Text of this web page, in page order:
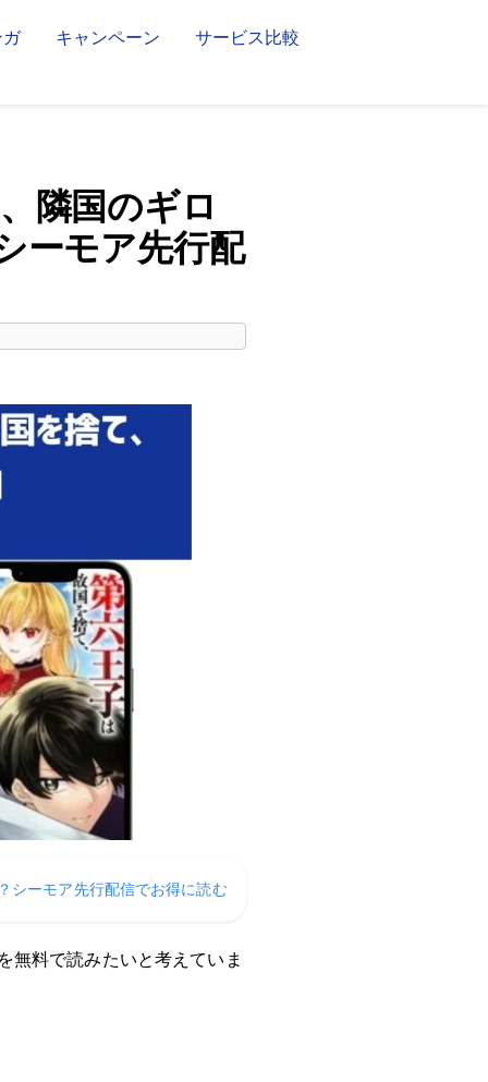
キャンペーン
サービス比較
隣国のギロ
ーモア先行配
シーモア先行配信でお得に読む
無料で読みたいと考えていま